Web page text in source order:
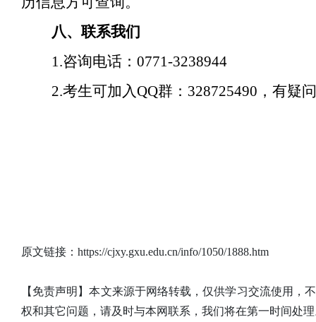
八、联系我们
1.咨询电话：0771-3238944
2.考生可加入QQ群：328725490，有疑
原文链接：https://cjxy.gxu.edu.cn/info/1050/1888.htm
【免责声明】本文来源于网络转载，仅供学习交流使用
权和其它问题，请及时与本网联系，我们将在第一时间处